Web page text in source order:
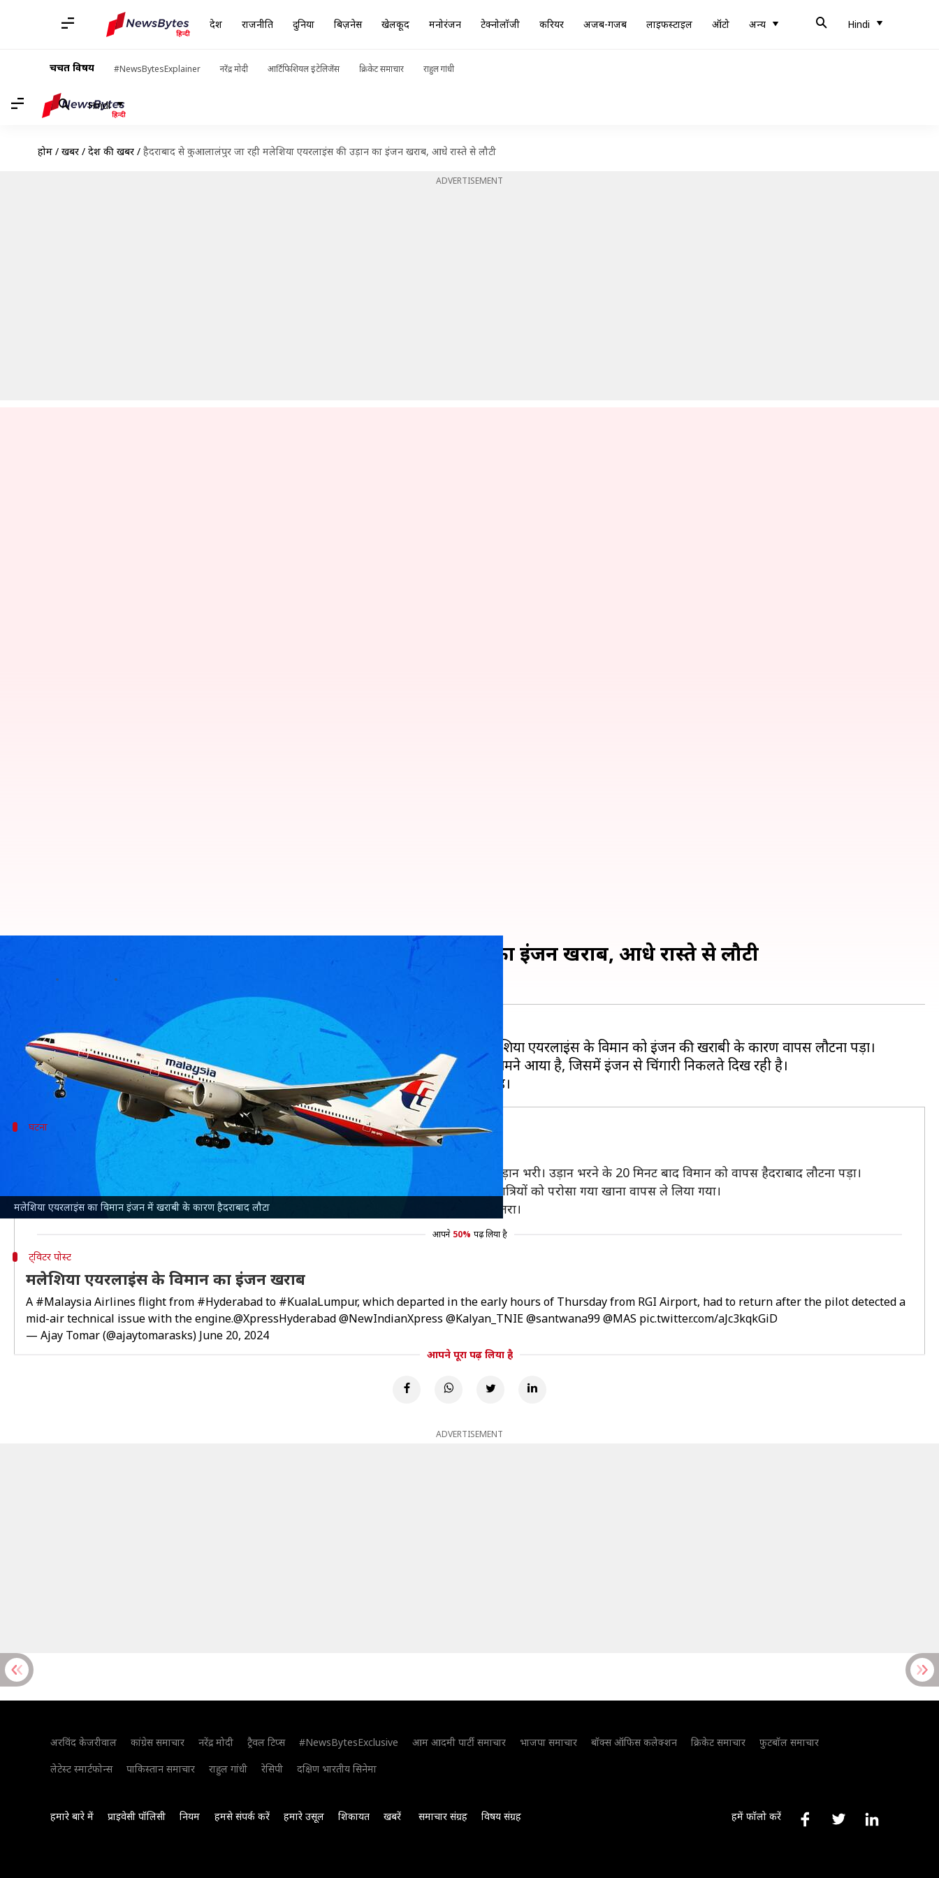
देश राजनीति दुनिया बिज़नेस खेलकूद मनोरंजन टेक्नोलॉजी करियर अजब-गजब लाइफस्टाइल ऑटो अन्य Hindi
चर्चित विषय #NewsBytesExplainer नरेंद्र मोदी आर्टिफिशियल इंटेलिजेंस क्रिकेट समाचार राहुल गांधी
Hindi
होम / खबरें / देश की खबरें / हैदराबाद से कुआलालंपुर जा रही मलेशिया एयरलाइंस की उड़ान का इंजन खराब, आधे रास्ते से लौटी
ADVERTISEMENT
मलेशिया एयरलाइंस का विमान इंजन में खराबी के कारण हैदराबाद लौटा
हैदराबाद से कुआलालंपुर जा रही मलेशिया एयरलाइंस की उड़ान का इंजन खराब, आधे रास्ते से लौटी
हैदराबादके राजीव गांधी गांधी अंतरराष्ट्रीय हवाई अड्डे से
के लिए उड़ान भरने वाली मलेशिया एयरलाइंस के विमान को इंजन की खराबी के कारण वापस लौटना पड़ा।
विमान ने बुधवार रात 12 बजे के बाद उड़ान भरी थी। घटना का एक वीडियो भी सोशल मीडिया पर सामने आया है, जिसमें इंजन से चिंगारी निकलते दिख रही है।
घटना
उड़ान भरने के 20 मिनट बाद लौटा
के मुताबिक, MH 199 उड़ान को बुधवार रात 12:15 बजे रवाना होना था, लेकिन 12:45 पर उड़ान भरी। उड़ान भरने के 20 मिनट बाद विमान को वापस हैदराबाद लौटना पड़ा।
विमान में बैठी एक यात्री ने बताया कि एक धमाका सुनने के बाद अचानक विमान हिलने लगा। इसके बाद यात्रियों को परोसा गया खाना वापस ले लिया गया।
उन्होंने बताया कि यात्रियों को जानकारी नहीं दी गई और विमान 2 घंटे आसमान में चक्कर लगाने के बाद उतरा।
आपने 50% पढ़ लिया है
ट्विटर पोस्ट
मलेशिया एयरलाइंस के विमान का इंजन खराब
A #MalaysiaAirlines flight from #Hyderabadto #KualaLumpur, which departed in the early hours of Thursday from RGI Airport, had to return after the pilot detected a
mid-air technical issue with the engine.@XpressHyderabad@NewIndianXpress @Kalyan_TNIE@santwana99@MAS pic.twitter.com/aJc3kqkGiD
— Ajay Tomar (@ajaytomarasks) June 20, 2024
आपने पूरा पढ़ लिया है
ADVERTISEMENT
अरविंद केजरीवाल कांग्रेस समाचार नरेंद्र मोदी ट्रैवल टिप्स #NewsBytesExclusive आम आदमी पार्टी समाचार भाजपा समाचार बॉक्स ऑफिस कलेक्शन क्रिकेट समाचार
फुटबॉल समाचार
लेटेस्ट स्मार्टफोन्स
पाकिस्तान समाचार राहुल गांधी रेसिपी दक्षिण भारतीय सिनेमा
हमारे बारे में प्राइवेसी पॉलिसी नियम हमसे संपर्क करें हमारे उसूल शिकायत खबरें समाचार संग्रह विषय संग्रह हमें फॉलो करें